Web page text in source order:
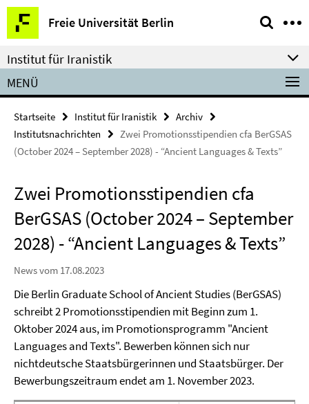
Springe
direkt
zu
Inhalt
Freie Universität Berlin
Service-
Navigation
Institut für Iranistik
MENÜ
Startseite Institut für Iranistik
Archiv
Institutsnachrichten
Zwei Promotionsstipendien cfa BerGSAS
(October 2024 – September 2028) - “Ancient Languages & Texts”
Zwei Promotionsstipendien cfa
BerGSAS (October 2024 – September
2028) - “Ancient Languages & Texts”
News vom 17.08.2023
Die Berlin Graduate School of Ancient Studies (BerGSAS)
schreibt 2 Promotionsstipendien mit Beginn zum 1.
Oktober 2024 aus, im Promotionsprogramm "Ancient
Languages and Texts". Bewerben können sich nur
nichtdeutsche Staatsbürgerinnen und Staatsbürger. Der
Bewerbungszeitraum endet am 1. November 2023.